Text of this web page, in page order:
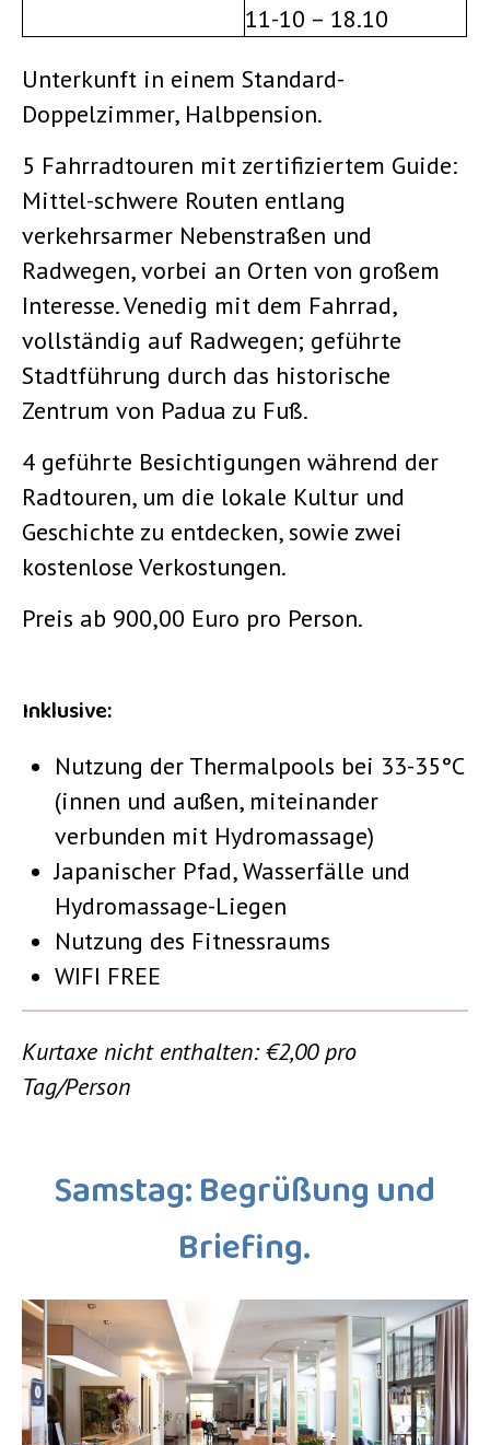
11-10 – 18.10
Unterkunft in einem Standard-
Doppelzimmer, Halbpension.
5 Fahrradtouren mit zertifiziertem Guide:
Mittel-schwere Routen entlang
verkehrsarmer Nebenstraßen und
Radwegen, vorbei an Orten von großem
Interesse. Venedig mit dem Fahrrad,
vollständig auf Radwegen; geführte
Stadtführung durch das historische
Zentrum von Padua zu Fuß.
4 geführte Besichtigungen während der
Radtouren, um die lokale Kultur und
Geschichte zu entdecken, sowie zwei
kostenlose Verkostungen.
Preis ab 900,00 Euro pro Person.
Inklusive:
Nutzung der Thermalpools bei 33-35°C
(innen und außen, miteinander
verbunden mit Hydromassage)
Japanischer Pfad, Wasserfälle und
Hydromassage-Liegen
Nutzung des Fitnessraums
WIFI FREE
Kurtaxe nicht enthalten: €2,00 pro
Tag/Person
Samstag: Begrüßung und
Briefing.